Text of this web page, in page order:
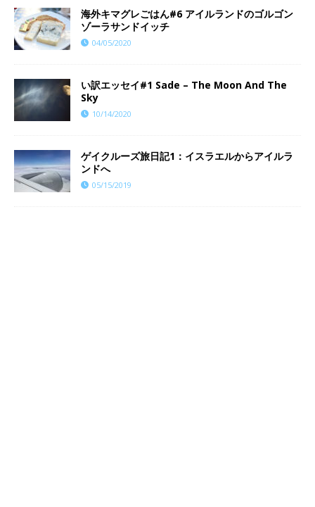
海外キマグレごはん#6 アイルランドのゴルゴン
ゾーラサンドイッチ
04/05/2020
い訳エッセイ#1 Sade – The Moon And The
Sky
10/14/2020
ゲイクルーズ旅日記1：イスラエルからアイルラ
ンドへ
05/15/2019